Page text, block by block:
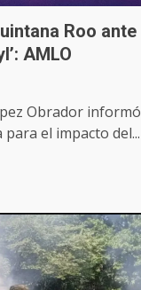
Roo ante
AMLO
Obrador informó
el impacto del...